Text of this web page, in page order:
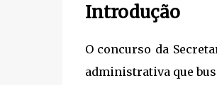
Introdução
O concurso da
administrativa que